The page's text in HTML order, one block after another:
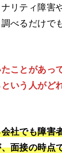
リティ障害
べるだけで
ことがあっ
いう人がど
社でも障害
面接の時点